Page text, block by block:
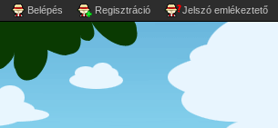
Belépés Regisztráció Jelszó emlékeztető